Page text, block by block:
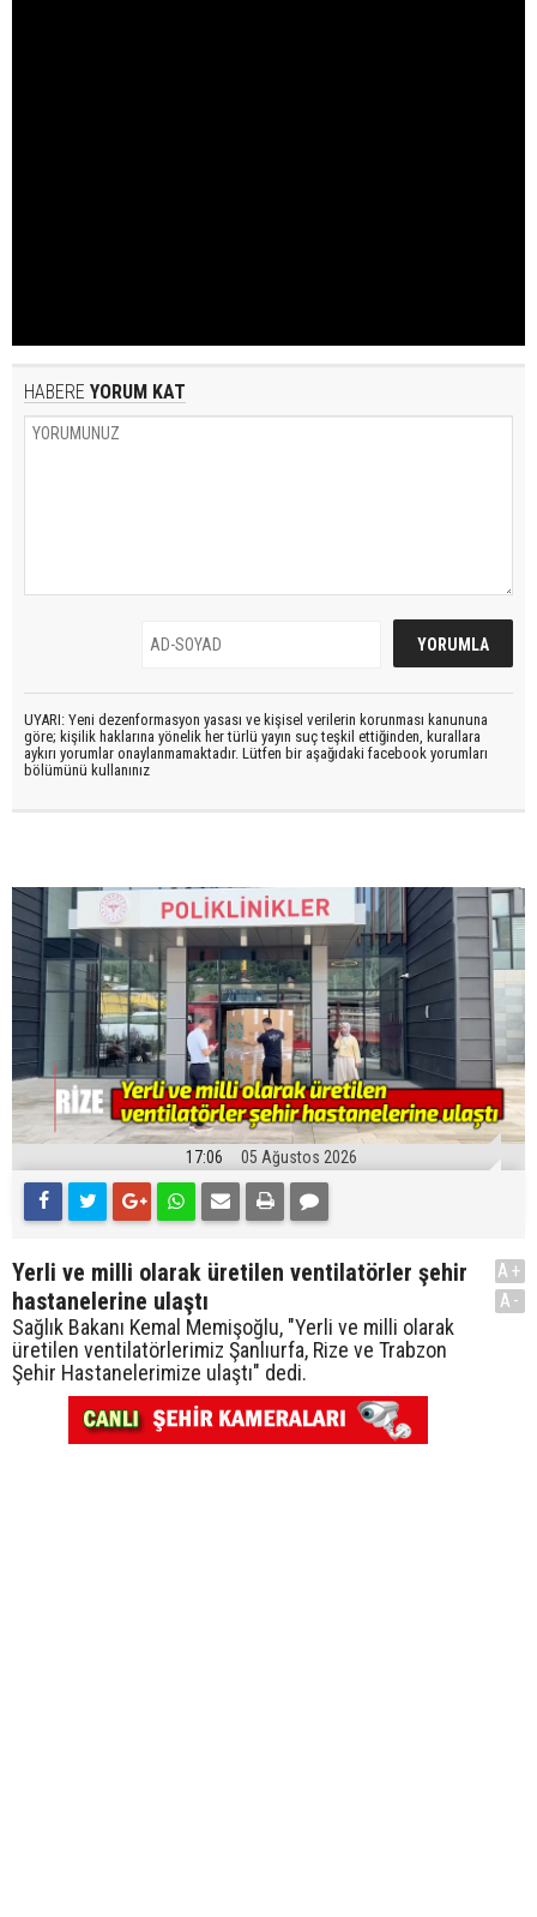
HABERE YORUM KAT
UYARI: Yeni dezenformasyon yasası ve kişisel verilerin korunması kanununa
göre; kişilik haklarına yönelik her türlü yayın suç teşkil ettiğinden, kurallara
aykırı yorumlar onaylanmamaktadır. Lütfen bir aşağıdaki facebook yorumları
bölümünü kullanınız
17:06 05 Ağustos 2026
Yerli ve milli olarak üretilen ventilatörler şehir
hastanelerine ulaştı
Sağlık Bakanı Kemal Memişoğlu, "Yerli ve milli olarak
üretilen ventilatörlerimiz Şanlıurfa, Rize ve Trabzon
Şehir Hastanelerimize ulaştı" dedi.
A+
A-